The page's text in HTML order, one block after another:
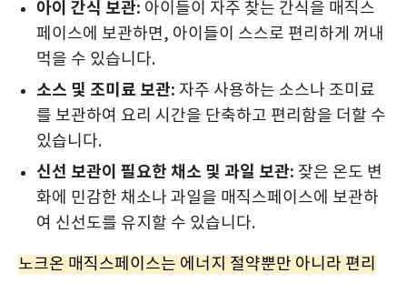
아이 간식 보관: 아이들이 자주 찾는 간식을 매직스
페이스에 보관하면, 아이들이 스스로 편리하게 꺼내
먹을 수 있습니다.
소스 및 조미료 보관: 자주 사용하는 소스나 조미료
를 보관하여 요리 시간을 단축하고 편리함을 더할 수
있습니다.
신선 보관이 필요한 채소 및 과일 보관: 잦은 온도 변
화에 민감한 채소나 과일을 매직스페이스에 보관하
여 신선도를 유지할 수 있습니다.
노크온 매직스페이스는 에너지 절약뿐만 아니라 편리